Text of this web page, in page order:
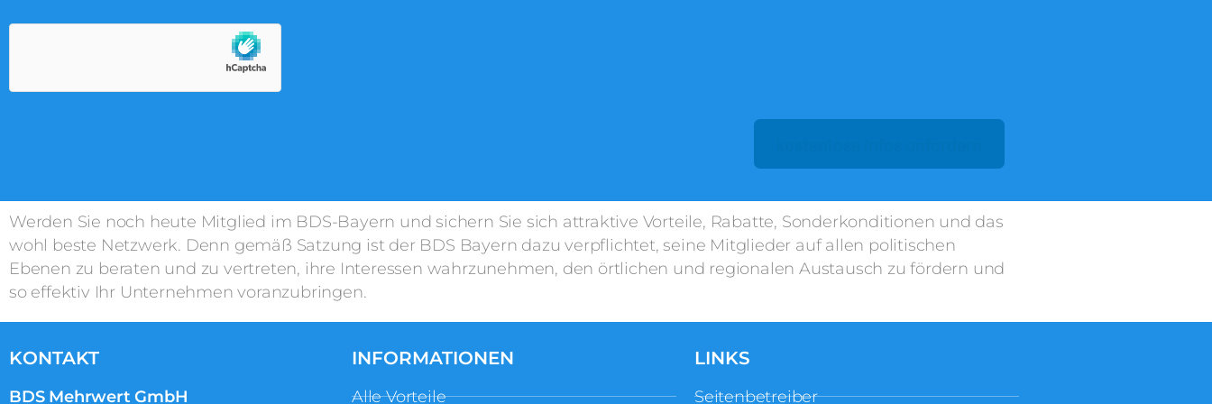
k
Werden Sie noch heute Mitglied im BDS-Bayern und sichern Sie sich attraktive Vorteile, Rabatte, Sonderkonditionen und das
wohl beste Netzwerk. Denn gemäß Satzung ist der BDS Bayern dazu verpflichtet, seine Mitglieder auf allen politischen
Ebenen zu beraten und zu vertreten, ihre Interessen wahrzunehmen, den örtlichen und regionalen Austausch zu fördern und
so effektiv Ihr Unternehmen voranzubringen.
KONTAKT
BDS Mehrwert GmbH
INFORMATIONEN
Alle Vorteile
LINKS
Seitenbetreiber